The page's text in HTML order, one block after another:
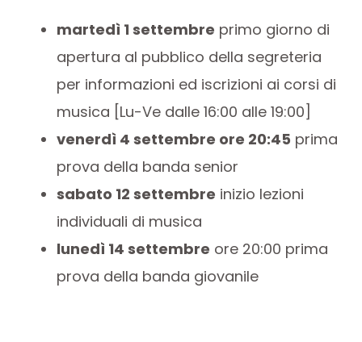
martedì 1 settembre primo giorno di
apertura al pubblico della segreteria
per informazioni ed iscrizioni ai corsi di
musica [Lu-Ve dalle 16:00 alle 19:00]
venerdì 4 settembre ore 20:45 prima
prova della banda senior
sabato 12 settembre inizio lezioni
individuali di musica
lunedì 14 settembre ore 20:00 prima
prova della banda giovanile